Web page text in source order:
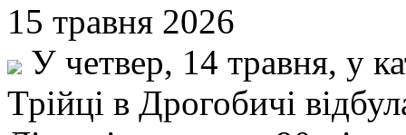
15 травня 2026
У четвер, 14 травня, у
Трійці в Дрогобичі